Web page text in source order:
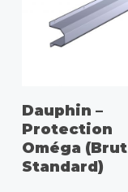
CHOIX DES
Dauphin –
Protection
Oméga
Standard)